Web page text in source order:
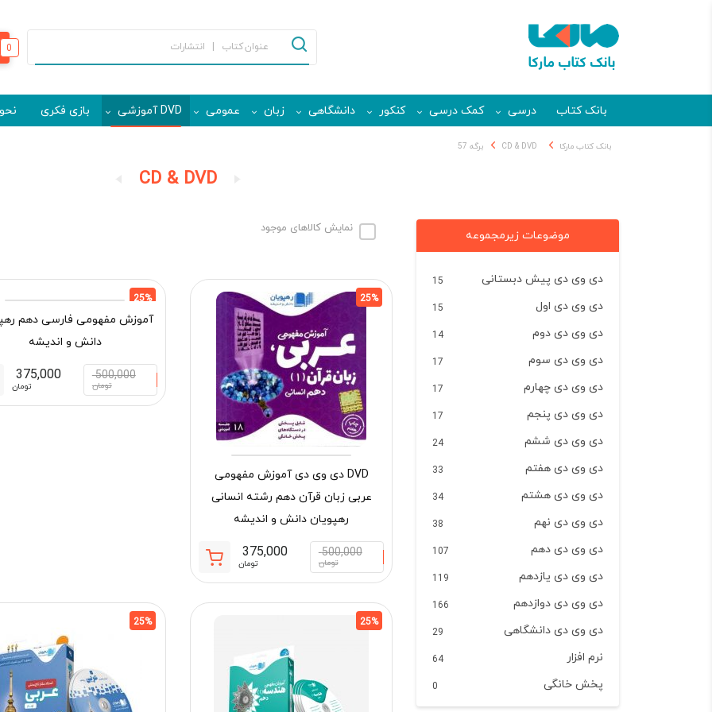
0
بانک کتاب درسی کمک درسی کنکور دانشگاهی زبان عمومی DVD آموزشی بازی فکری
بانک کتاب مارکا CD & DVD برگه 57
CD & DVD
موضوعات زیرمجموعه
دی وی دی پیش دبستانی 15
دی وی دی اول 15
دی وی دی دوم 14
دی وی دی سوم 17
دی وی دی چهارم 17
دی وی دی پنجم 17
دی وی دی ششم 24
دی وی دی هفتم 33
دی وی دی هشتم 34
دی وی دی نهم 38
دی وی دی دهم 107
دی وی دی یازدهم 119
دی وی دی دوازدهم 166
دی وی دی دانشگاهی 29
نرم افزار 64
پخش خانگی 0
نمایش کالاهای موجود
25%
DVD دی وی دی آموزش مفهومی
عربی زبان قرآن دهم رشته انسانی
رهپویان دانش و اندیشه
500,000
تومان
اصلی:
500,000 تومان
بود.
375,000
تومان
فعلی:
25%
آموزش مفهومی فارسی دهم
دانش و اندیشه
500,000
تومان
375,000
تومان
25%
25%